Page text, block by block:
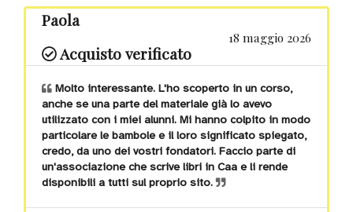
Scegli la
categoria
Disabilità
Età
Paola
18 maggio 2026
Acquisto verificato
Molto interessante. L'ho scoperto in un corso,
anche se una parte del materiale già lo avevo
utilizzato con i miei alunni. Mi hanno colpito in modo
particolare le bambole e il loro significato spiegato,
credo, da uno dei vostri fondatori. Faccio parte di
un'associazione che scrive libri in Caa e li rende
disponibili a tutti sul proprio sito.